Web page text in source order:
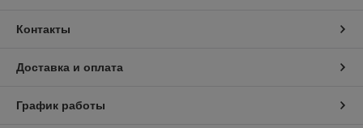
Контакты
Доставка и оплата
График работы